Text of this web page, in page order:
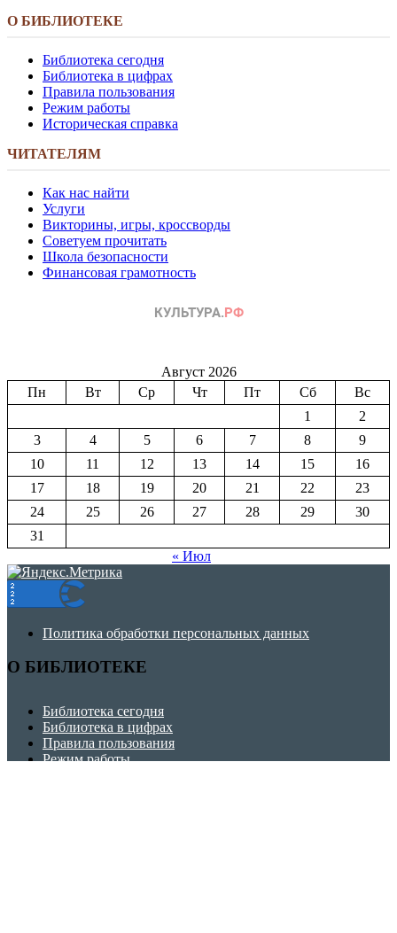
О БИБЛИОТЕКЕ
Библиотека сегодня
Библиотека в цифрах
Правила пользования
Режим работы
Историческая справка
ЧИТАТЕЛЯМ
Как нас найти
Услуги
Викторины, игры, кроссворды
Советуем прочитать
Школа безопасности
Финансовая грамотность
Август 2026
Пн
Вт Ср Чт Пт Сб
Вс
1
2
3
4 5 6 7 8
9
10
11 12 13 14 15
16
17
18 19 20 21 22
23
24
25 26 27 28 29
30
31
« Июл
Политика обработки персональных данных
О БИБЛИОТЕКЕ
Библиотека сегодня
Библиотека в цифрах
Правила пользования
Режим работы